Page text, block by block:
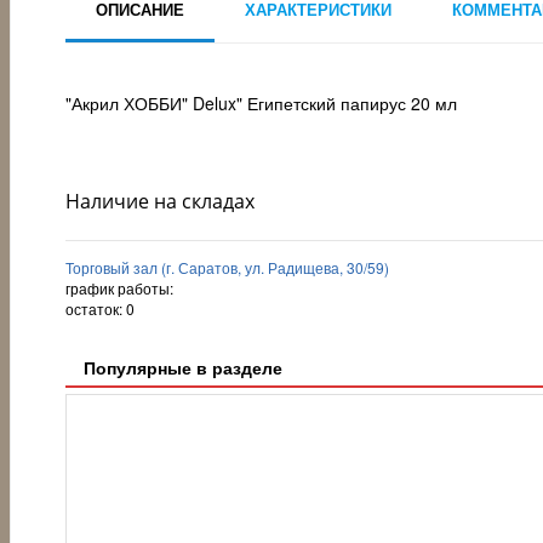
ОПИСАНИЕ ХАРАКТЕРИСТИКИ
"Акрил ХОББИ" Delux" Египетский папирус 20 мл
Наличие на складах
Торговый зал (г. Саратов, ул. Радищева, 30/59)
график работы:
остаток:0
Популярные в разделе